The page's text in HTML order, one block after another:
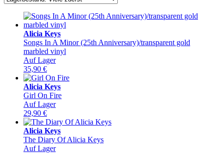
Alicia Keys
Songs In A Minor (25th Anniversary)/transparent gold
marbled vinyl
Auf Lager
35,90 €
Alicia Keys
Girl On Fire
Auf Lager
29,90 €
Alicia Keys
The Diary Of Alicia Keys
Auf Lager